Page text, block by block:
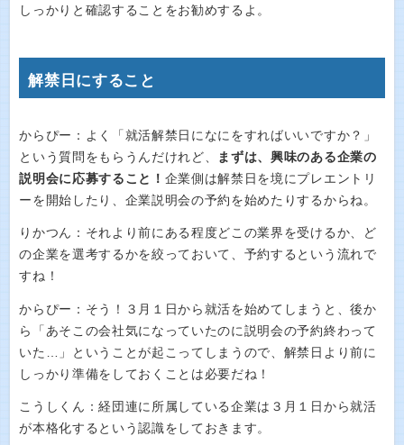
しっかりと確認することをお勧めするよ。
解禁日にすること
からぴー：よく「就活解禁日になにをすればいいですか？」
という質問をもらうんだけれど、
まずは、興味のある企業の
説明会に応募すること！ 企業側は解禁日を境にプレエントリ
ーを開始したり、企業説明会の予約を始めたりするからね。
りかつん：それより前にある程度どこの業界を受けるか、ど
の企業を選考するかを絞っておいて、予約するという流れで
すね！
からぴー：そう！３月１日から就活を始めてしまうと、後か
ら「あそこの会社気になっていたのに説明会の予約終わって
いた…」ということが起こってしまうので、解禁日より前に
しっかり準備をしておくことは必要だね！
こうしくん：経団連に所属している企業は３月１日から就活
が本格化するという認識をしておきます。